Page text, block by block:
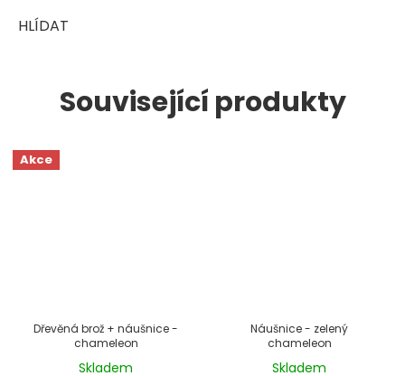
HLÍDAT
Související produkty
Akce
499 Kč –16 %
Dřevěná brož + náušnice -
chameleon
PrůměrnéSkladem
Náušnice - zelený
chameleon
PrůměrnéSkladem